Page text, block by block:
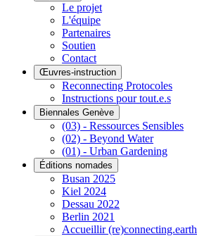
Le projet
L'équipe
Partenaires
Soutien
Contact
Œuvres-instruction
Reconnecting Protocoles
Instructions pour tout.e.s
Biennales Genève
(03) - Ressources Sensibles
(02) - Beyond Water
(01) - Urban Gardening
Éditions nomades
Busan 2025
Kiel 2024
Dessau 2022
Berlin 2021
Accueillir (re)connecting.earth